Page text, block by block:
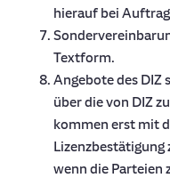
hierauf bei
Textform.
Angebote des DIZ
über die von DIZ
kommen erst mit
Lizenzbestätigung
wenn die Parteien